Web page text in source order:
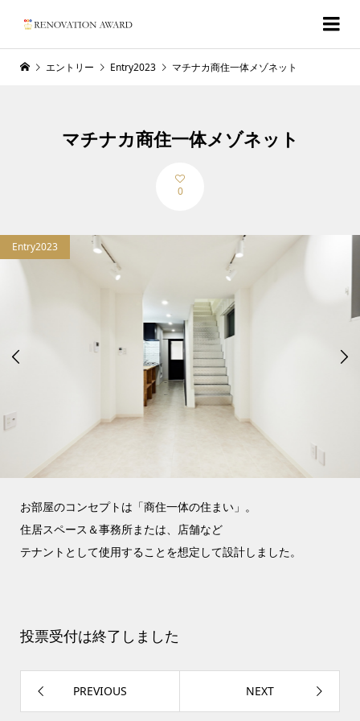
エントリー Entry2023 マチナカ商住一体メゾネット
マチナカ商住一体メゾネット
0

Entry2023

お部屋のコンセプトは「商住一体の住まい」。
住居スペース＆事務所または、店舗など
テナントとして使用することを想定して設計しました。
投票受付は終了しました
PREVIOUS NEXT